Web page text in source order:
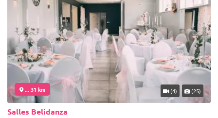
... 31 km (4) (25)
Salles Belidanza